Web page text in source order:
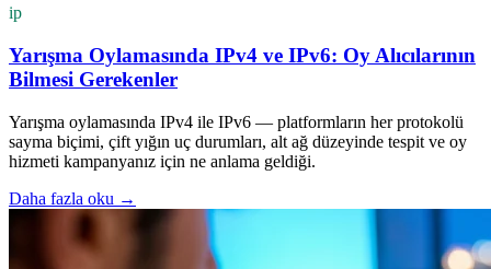
ip
Yarışma Oylamasında IPv4 ve IPv6: Oy Alıcılarının
Bilmesi Gerekenler
Yarışma oylamasında IPv4 ile IPv6 — platformların her protokolü
sayma biçimi, çift yığın uç durumları, alt ağ düzeyinde tespit ve oy
hizmeti kampanyanız için ne anlama geldiği.
Daha fazla oku →